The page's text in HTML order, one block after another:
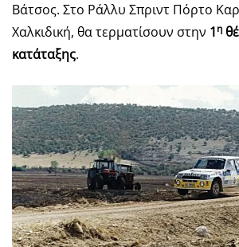
Βάτσος. Στο Ράλλυ Σπριντ Πόρτο
Χαλκιδική, θα τερματίσουν στην 1η
κατάταξης.